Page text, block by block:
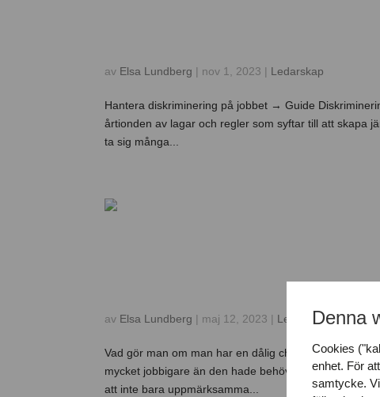
av Elsa Lundberg | nov 1, 2023 | Ledarskap
Hantera diskriminering på jobbet → Guide
årtionden av lagar och regler som syftar till att skapa
ta sig många...
av Elsa Lundberg | maj 12, 2023 | Ledarskap
Vad gör man om man har en dålig chef? → TXP
mycket jobbigare än den hade behövt vara. Dåligt
att inte bara uppmärksamma...
Denna
Cookies
enhet. För
samtycke.